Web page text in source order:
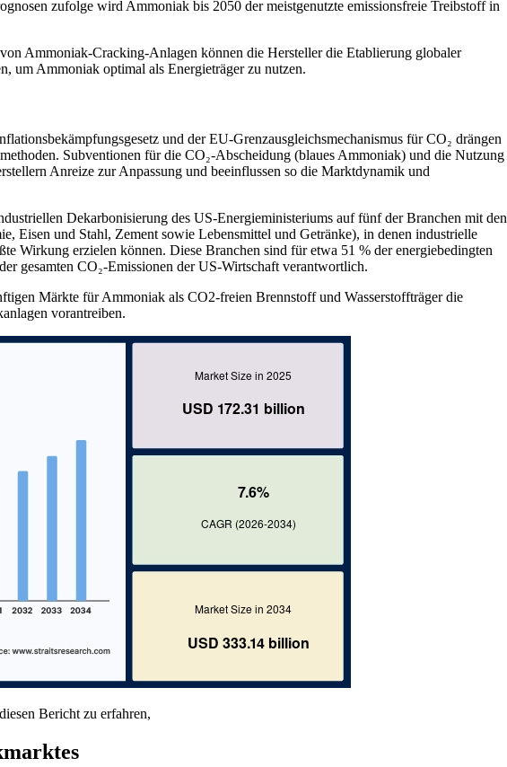
zufolge wird Ammoniak bis 2050 der meistgenutzte emissionsfreie Treibstoff in
Ammoniak-Cracking-Anlagen können die Hersteller die Etablierung globaler
um Ammoniak optimal als Energieträger zu nutzen.
und der EU-Grenzausgleichsmechanismus für CO₂ drängen
Subventionen für die CO₂-Abscheidung (blaues Ammoniak) und die Nutzung
Anreize zur Anpassung und beeinflussen so die Marktdynamik und
Dekarbonisierung des US-Energieministeriums auf fünf der Branchen mit den
Eisen und Stahl, Zement sowie Lebensmittel und Getränke), in denen industrielle
Wirkung erzielen können. Diese Branchen sind für etwa 51 % der energiebedingten
gesamten CO₂-Emissionen der US-Wirtschaft verantwortlich.
Märkte für Ammoniak als CO2-freien Brennstoff und Wasserstoffträger die
vorantreiben.
Bericht zu erfahren,